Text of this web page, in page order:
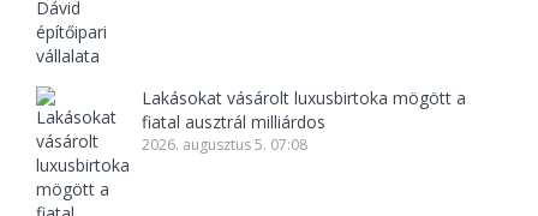
Lakásokat vásárolt luxusbirtoka mögött a
fiatal ausztrál milliárdos
2026. augusztus 5. 07:08